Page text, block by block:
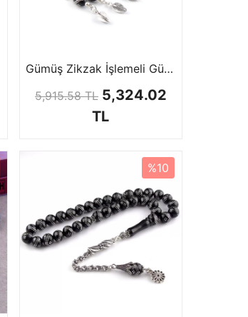
Gümüş Zikzak İşlemeli Gürcistan Oltu Tesbih
5,915.58 TL 5,324.02
TL
%10